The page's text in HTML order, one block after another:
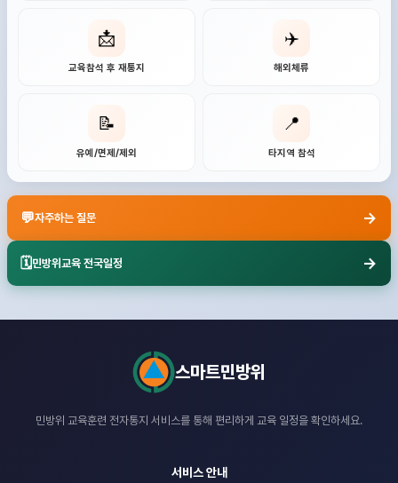
📩
교육참석 후 재통지
✈️
해외체류
📝
유예/면제/제외
📍
타지역 참석
💬자주하는 질문 →
🗓️민방위교육 전국일정 →
스마트민방위
민방위 교육훈련 전자통지 서비스를 통해 편리하게 교육 일정을 확인하세요.
서비스 안내